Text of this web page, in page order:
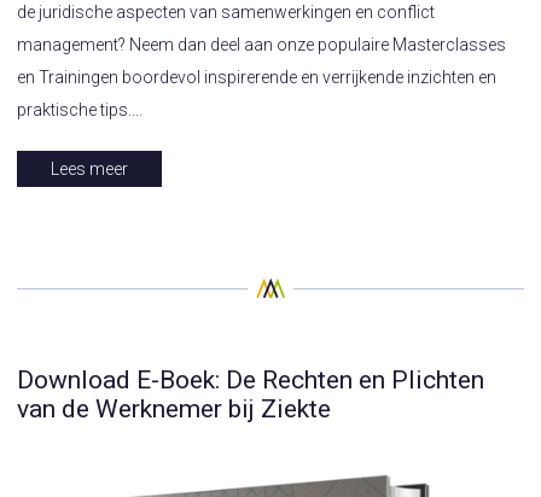
de juridische aspecten van samenwerkingen en conflict
management? Neem dan deel aan onze populaire Masterclasses
en Trainingen boordevol inspirerende en verrijkende inzichten en
praktische tips....
Lees meer
Download E-Boek: De Rechten en Plichten
van de Werknemer bij Ziekte